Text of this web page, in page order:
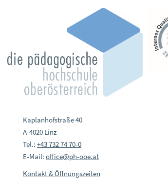
Kaplanhofstraße 40
A-4020 Linz
Tel.: +43 732 74 70-0
E-Mail: office@ph-ooe.at
Kontakt & Öffnungszeiten